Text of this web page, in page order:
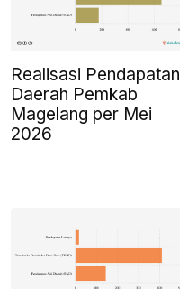
Realisasi Pendapatan
Daerah Pemkab
Magelang per Mei
2026